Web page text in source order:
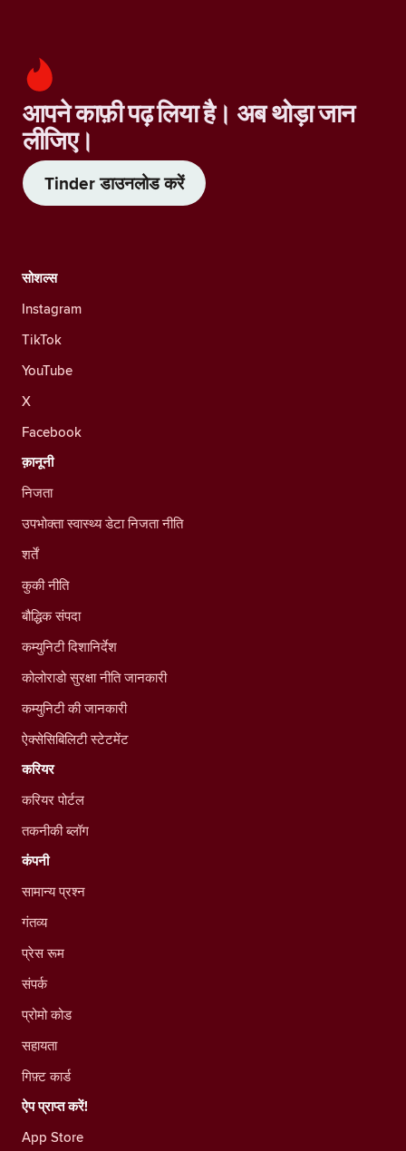
आपने काफ़ी पढ़ लिया है। अब थोड़ा जान
लीजिए।
Tinder डाउनलोड करें
सोशल्स
Instagram
TikTok
YouTube
X
Facebook
क़ानूनी
निजता
उपभोक्ता स्वास्थ्य डेटा निजता नीति
शर्तें
कुकी नीति
बौद्धिक संपदा
कम्युनिटी दिशानिर्देश
कोलोराडो सुरक्षा नीति जानकारी
कम्युनिटी की जानकारी
ऐक्सेसिबिलिटी स्टेटमेंट
करियर
करियर पोर्टल
तकनीकी ब्लॉग
कंपनी
सामान्य प्रश्न
गंतव्य
प्रेस रूम
संपर्क
प्रोमो कोड
सहायता
गिफ़्ट कार्ड
ऐप प्राप्त करें!
App Store